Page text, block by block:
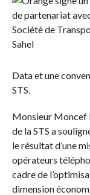
Data et une
STS.
Monsieur Moncef
de la STS a
le résultat d’une
opérateurs
cadre de
dimension